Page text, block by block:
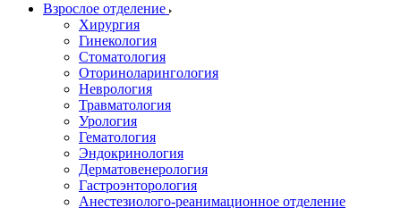
Взрослое отделение
Хирургия
Гинекология
Стоматология
Оториноларингология
Неврология
Травматология
Урология
Гематология
Эндокринология
Дерматовенерология
Гастроэнторология
Анестезиолого-реанимационное отделение